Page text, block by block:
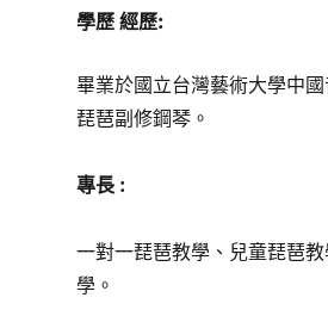
學歷 經歷:
畢業於國立台灣藝術大學中
琵琶副修鋼琴。
專長 :
一對一琵琶教學、兒童琵琶
學。